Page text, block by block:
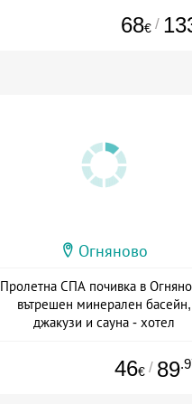
Дата: 23.07 - 21.09 +68€ /
Огняново
Пролетна СПА почивка в
вътрешен минерален басейн,
джакузи и сауна - хотел
Дата: 01.07 - 31.08 +46€ / 89